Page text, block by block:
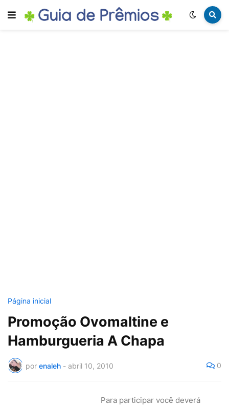
Página inicial
Promoção Ovomaltine e
Hamburgueria A Chapa
por enaleh - abril 10, 2010 0
Para participar você deverá